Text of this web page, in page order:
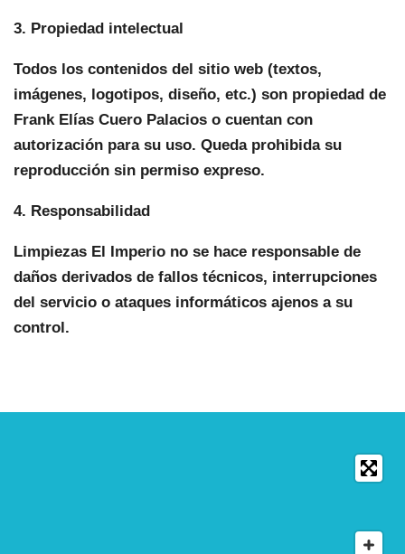
3. Propiedad intelectual
Todos los contenidos del sitio web (textos,
imágenes, logotipos, diseño, etc.) son propiedad de
Frank Elías Cuero Palacios o cuentan con
autorización para su uso. Queda prohibida su
reproducción sin permiso expreso.
4. Responsabilidad
Limpiezas El Imperio no se hace responsable de
daños derivados de fallos técnicos, interrupciones
del servicio o ataques informáticos ajenos a su
control.